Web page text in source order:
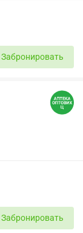
Забронировать
Забронировать